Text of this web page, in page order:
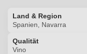
Land & Region
Spanien, Navarra
Qualität
Vino